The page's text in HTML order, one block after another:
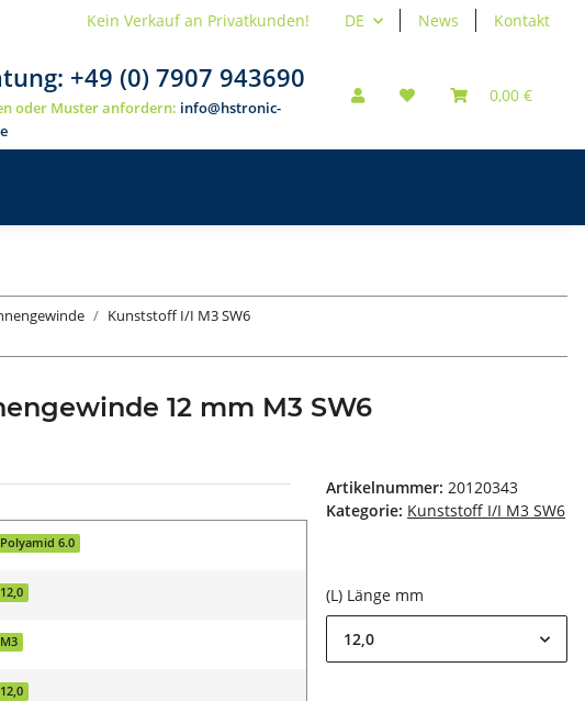
DE News Kontakt
Kein Verkauf an Privatkunden!
+49 (0) 7907 943690
oder Muster anfordern: info@hstronic-
0,00 €
Kunststoff I/I M3 SW6
12 mm M3 SW6
Polyamid 6.0
12,0
M3
12,0
Artikelnummer: 20120343
Kategorie: Kunststoff I/I M3 SW6
(L) Länge mm
12,0